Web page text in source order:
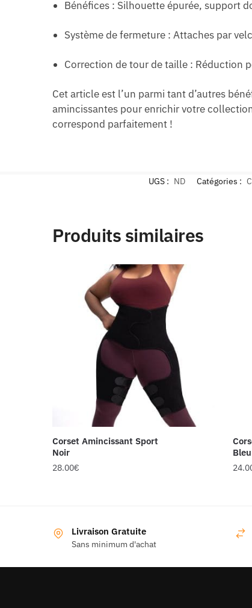
Bénéfices : Silhouette épurée, support
Système de fermeture : Attaches par
Correction de tour de taille : Réduction
Cet article est l’un parmi tant d’autres
amincissantes pour enrichir votre
correspond parfaitement !
UGS : ND Catégories :
Produits similaires
Corset Amincissant Sport
Noir
28.00€
plusieurs
variations.
Bleu
Livraison Gratuite
Sans minimum d'achat